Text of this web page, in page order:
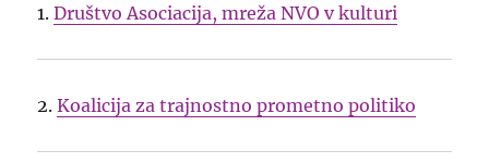
1.Društvo Asociacija, mreža NVO v kulturi
2.Koalicija za trajnostno prometno politiko